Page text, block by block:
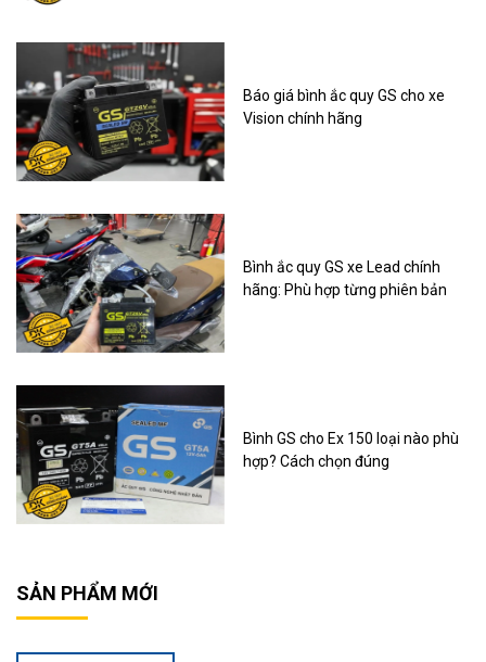
Báo giá bình ắc quy GS cho xe
Vision chính hãng
Bình ắc quy GS xe Lead chính
hãng: Phù hợp từng phiên bản
Bình GS cho Ex 150 loại nào phù
hợp? Cách chọn đúng
SẢN PHẨM MỚI